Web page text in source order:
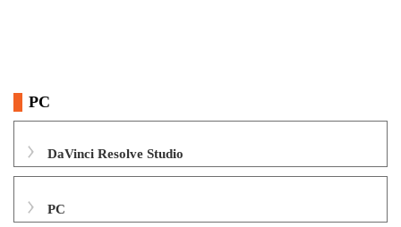
PC
DaVinci Resolve Studio
PC